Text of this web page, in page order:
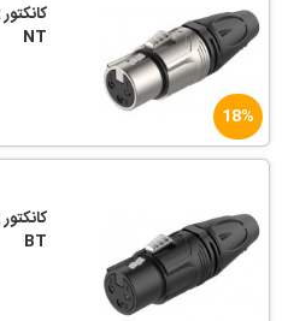
18%
NT
BT